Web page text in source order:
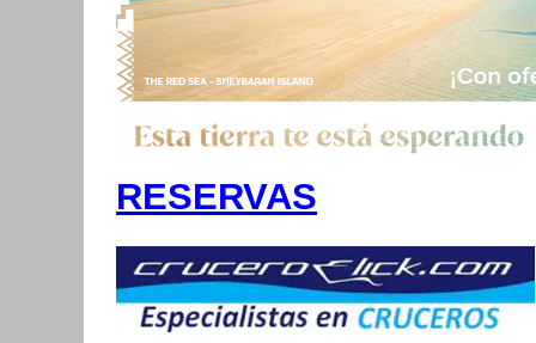
RESERVAS